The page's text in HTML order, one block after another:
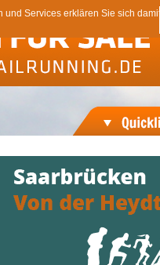
Services erklären Sie sich damit